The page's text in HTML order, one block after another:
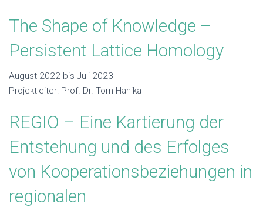
The Shape of Knowledge –
Persistent Lattice Homology
August 2022 bis Juli 2023
Projektleiter: Prof. Dr. Tom Hanika
REGIO – Eine Kartierung der
Entstehung und des Erfolges
von Kooperationsbeziehungen in
regionalen